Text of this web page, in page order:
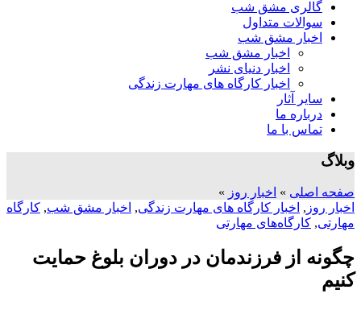
گالری مشق شب
سوالات متداول
اخبار مشق شب
اخبار مشق شب
اخبار دنیای نشر
اخبار کارگاه های مهارت زندگی
سایر آثار
درباره ما
تماس با ما
وبلاگ
صفحه اصلی » اخبار روز »
اخبار روز , اخبار کارگاه های مهارت زندگی, اخبار مشق شب, کارگاه
مهارتی, کارگاه‌های مهارتی
چگونه از فرزندمان در دوران بلوغ حمایت
کنیم